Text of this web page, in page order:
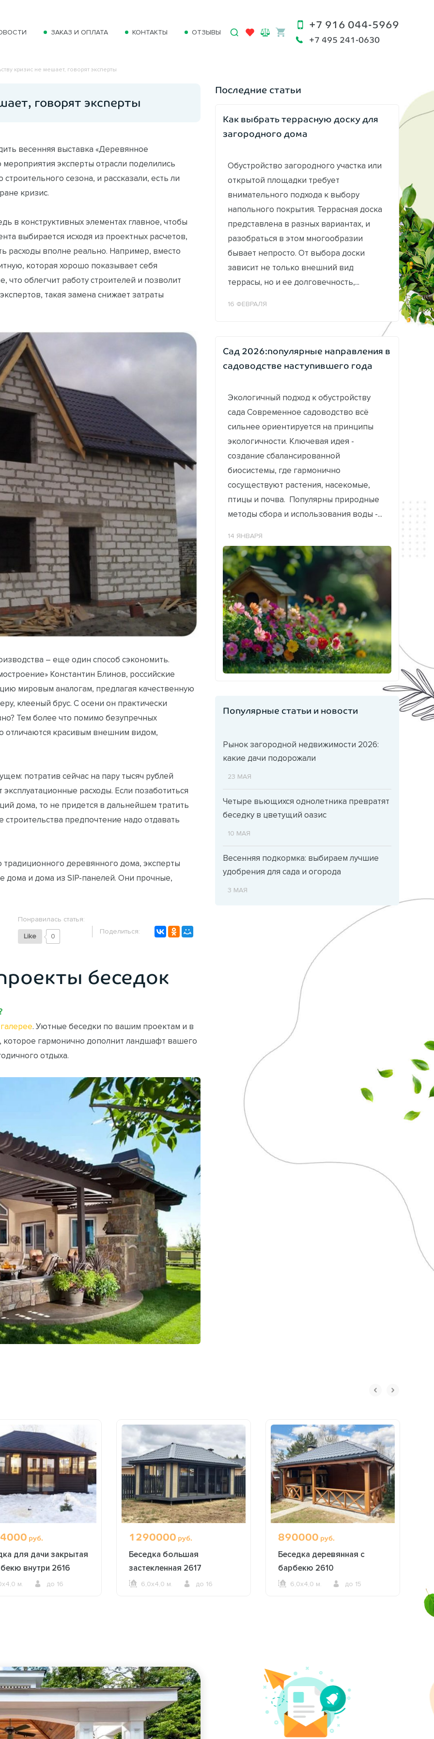
ЗАКАЗ И ОПЛАТА КОНТАКТЫ ОТЗЫВЫ
+7 916 044-5969
+7 495 241-0630
кризис не мешает, говорят эксперты
говорят эксперты
весенняя выставка «Деревянное
эксперты отрасли поделились
сезона, и рассказали, есть ли
кризис.
в конструктивных элементах главное, чтобы
выбирается исходя из проектных расчетов,
расходы вполне реально. Например, вместо
которая хорошо показывает себя
что облегчит работу строителей и позволит
такая замена снижает затраты
– еще один способ сэкономить.
Константин Блинов, российские
мировым аналогам, предлагая качественную
клееный брус. С осени он практически
Тем более что помимо безупречных
отличаются красивым внешним видом,
потратив сейчас на пару тысяч рублей
расходы. Если позаботиться
дома, то не придется в дальнейшем тратить
предпочтение надо отдавать
традиционного деревянного дома, эксперты
дома и дома из SIP-панелей. Они прочные,
Понравилась статья:
Like 0
Поделиться:
беседок
. Уютные беседки по вашим проектам и в
гармонично дополнит ландшафт вашего
отдыха.
Последние статьи
Как выбрать террасную доску для
загородного дома
Обустройство загородного участка или
открытой площадки требует
внимательного подхода к выбору
напольного покрытия. Террасная доска
представлена в разных вариантах, и
разобраться в этом многообразии
бывает непросто. От выбора доски
зависит не только внешний вид
террасы, но и ее долговечность,...
16 ФЕВРАЛЯ
Сад 2026:популярные направления в
садоводстве наступившего года
Экологичный подход к обустройству
сада Современное садоводство всё
сильнее ориентируется на принципы
экологичности. Ключевая идея -
создание сбалансированной
биосистемы, где гармонично
сосуществуют растения, насекомые,
птицы и почва. Популярны природные
методы сбора и использования воды -...
14 ЯНВАРЯ
Популярные статьи и новости
Рынок загородной недвижимости 2026:
какие дачи подорожали
23 МАЯ
Четыре вьющихся однолетника превратят
беседку в цветущий оазис
10 МАЯ
Весенняя подкормка: выбираем лучшие
удобрения для сада и огорода
3 МАЯ
руб.
для дачи закрытая
внутри 2616
м. до 16
1290000 руб.
Беседка большая
застекленная 2617
6,0х4,0 м. до 16
890000 руб.
Беседка деревянная с
барбекю 2610
6,0х4,0 м. до 15